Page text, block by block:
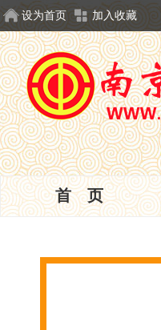
设为首页 加入收藏
首 页